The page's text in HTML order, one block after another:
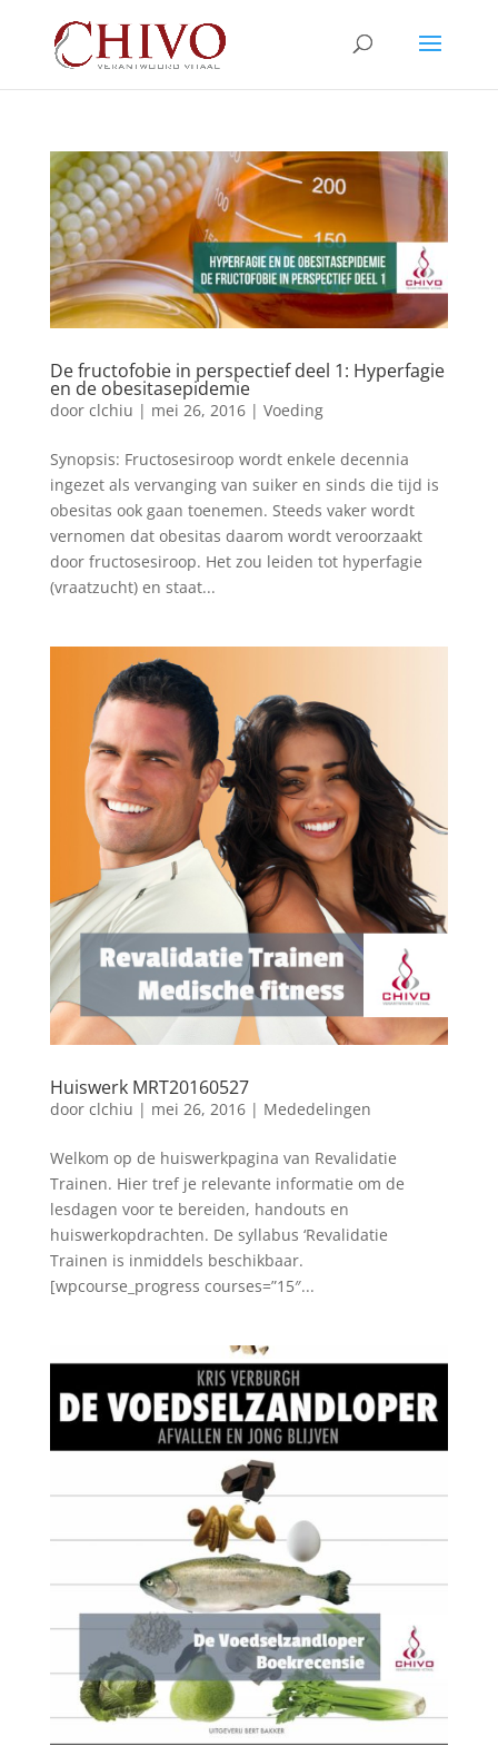
De fructofobie in perspectief deel 1: Hyperfagie
en de obesitasepidemie
door clchiu | mei 26, 2016| Voeding
Synopsis: Fructosesiroop wordt enkele decennia
ingezet als vervanging van suiker en sinds die tijd is
obesitas ook gaan toenemen. Steeds vaker wordt
vernomen dat obesitas daarom wordt veroorzaakt
door fructosesiroop. Het zou leiden tot hyperfagie
(vraatzucht) en staat...
Huiswerk MRT20160527
door clchiu | mei 26, 2016| Mededelingen
Welkom op de huiswerkpagina van Revalidatie
Trainen. Hier tref je relevante informatie om de
lesdagen voor te bereiden, handouts en
huiswerkopdrachten. De syllabus ‘Revalidatie
Trainen is inmiddels beschikbaar.
[wpcourse_progress courses=”15″...